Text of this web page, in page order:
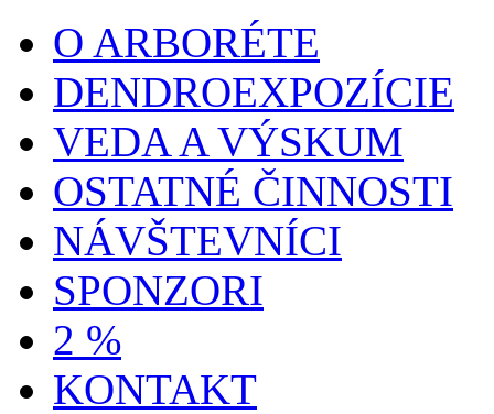
O ARBORÉTE
DENDROEXPOZÍCIE
VEDA A VÝSKUM
OSTATNÉ ČINNOSTI
NÁVŠTEVNÍCI
SPONZORI
2 %
KONTAKT